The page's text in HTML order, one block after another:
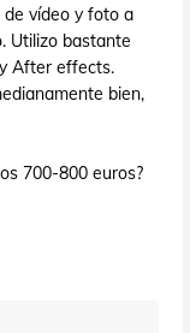
vídeo y foto a
Utilizo bastante
After effects.
bien,
700-800 euros?